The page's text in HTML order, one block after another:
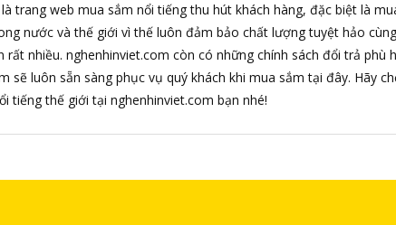
trang web mua sắm nổi tiếng thu hút khách hàng, đặc biệt là
nước và thế giới vì thế luôn đảm bảo chất lượng tuyệt hảo
rất nhiều. nghenhinviet.com còn có những chính sách đổi trả
sẽ luôn sẵn sàng phục vụ quý khách khi mua sắm tại đây. Hãy
tiếng thế giới tại nghenhinviet.com bạn nhé!